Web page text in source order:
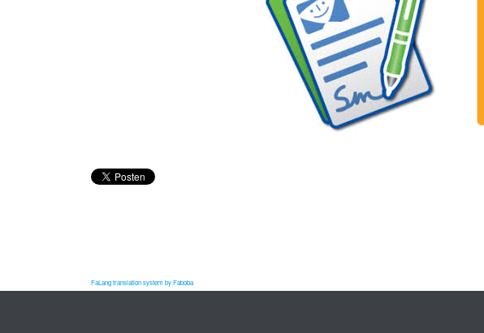
FaLang translation system by Faboba